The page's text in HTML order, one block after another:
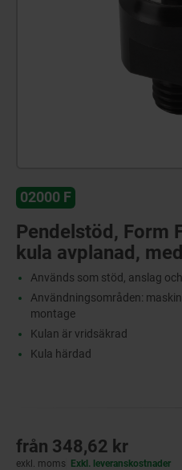
02000 F
Pendelstöd, Form
kula avplanad,
Används som stöd, anslag
Användningsområden:
montage
Kulan är vridsäkrad
Kula härdad
från 348,62 kr
exkl. moms Exkl. leveranskostnader